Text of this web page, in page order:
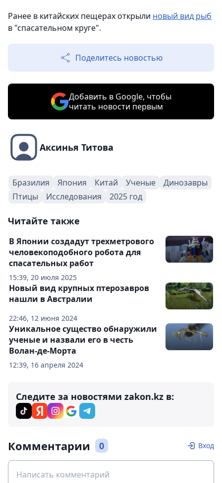
Ранее в китайских пещерах открыли новый вид рыб
в "спасательном круге".
Поделитесь новостью
Добавить в Google, чтобы
читать новости первым
Аксинья Титова
Бразилия Япония Китай Ученые
Динозавры
Птицы
Исследования 2025 год
Читайте также
15:39, 20 июля 2025
В Японии создадут трехметрового
человекоподобного робота для
спасательных работ
22:46, 12 июня 2024
Новый вид крупных птерозавров
нашли в Австралии
12:39, 16 апреля 2024
Уникальное существо обнаружили
ученые и назвали его в честь
Волан-де-Морта
Следите за новостями zakon.kz в:
Комментарии 0 Вход